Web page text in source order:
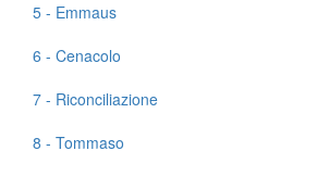
5 - Emmaus
6 - Cenacolo
7 - Riconciliazione
8 - Tommaso